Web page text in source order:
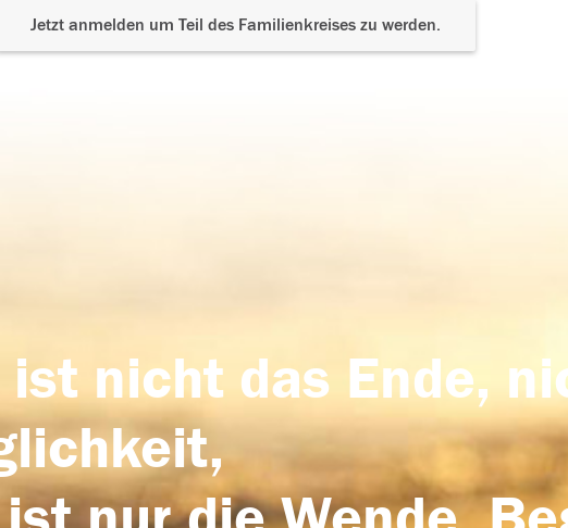
Jetzt anmelden um Teil des Familienkreises zu werden.
ist nicht das Ende,